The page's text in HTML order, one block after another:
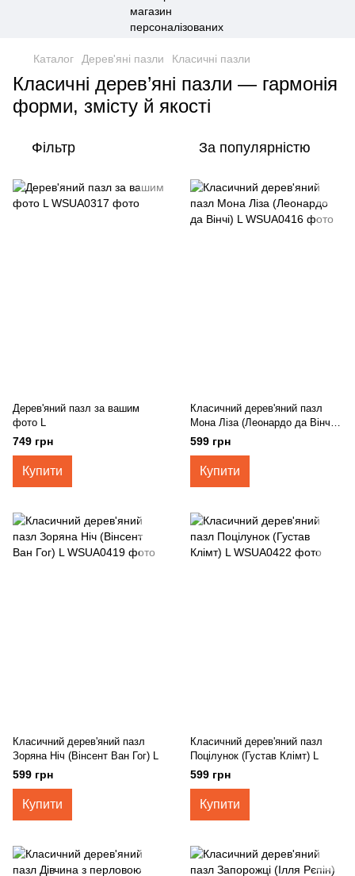
Каталог Дерев'яні пазли Класичні пазли
Класичні дерев’яні пазли — гармонія
форми, змісту й якості
Фільтр За популярністю
Дерев'яний пазл за вашим
фото L
749 грн
Купити
Класичний дерев'яний пазл
Мона Ліза (Леонардо да Вінчі)
L
599 грн
Купити
Класичний дерев'яний пазл
Зоряна Ніч (Вінсент Ван Гог) L
599 грн
Купити
Класичний дерев'яний пазл
Поцілунок (Густав Клімт) L
599 грн
Купити